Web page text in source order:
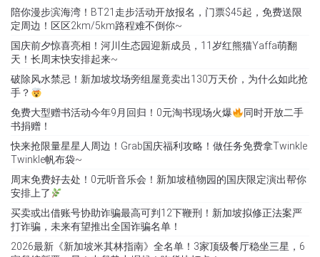
陪你漫步滨海湾！BT21走步活动开放报名，门票$45起，免费送限
定周边！区区2km/5km路程难不倒你~
国庆前夕惊喜亮相！河川生态园迎新成员，11岁红熊猫Yaffa萌翻
天！长周末快安排起来~
破除风水禁忌！新加坡坟场旁组屋竟卖出130万天价，为什么如此抢
手？
免费大型赠书活动今年9月回归！0元淘书现场火爆
同时开放二手
书捐赠！
快来抢限量星星人周边！Grab国庆福利攻略！做任务免费拿Twinkle
Twinkle帆布袋~
周末免费好去处！0元听音乐会！新加坡植物园的国庆限定演出帮你
安排上了
买卖或出借账号协助诈骗最高可判12下鞭刑！新加坡拟修正法案严
打诈骗，未来有望推出全国诈骗名单！
2026最新《新加坡米其林指南》全名单！3家顶级餐厅稳坐三星，6